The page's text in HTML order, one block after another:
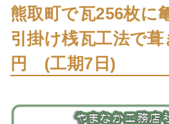
熊取町で瓦256枚に
引掛け桟瓦工法で
円 (工期7日)